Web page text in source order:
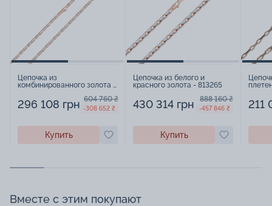
Цепочка из
комбинированного золота -
296 108 грн 604 760 ₴
-308 652 ₴
Купить
Цепочка из белого и
красного золота - 813265
430 314 грн 888 160 ₴
-457 846 ₴
Купить
211
Вместе с этим покупают